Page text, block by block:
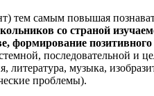
тем самым повышая
со страной
формирование
последовательной и
музыка,
проблемы).